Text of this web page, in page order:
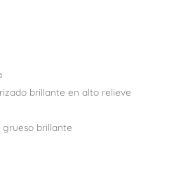
brillante en alto relieve
grueso brillante